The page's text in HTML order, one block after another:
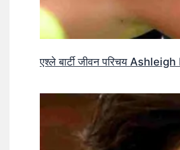
एश्ले बार्टी जीवन परिचय